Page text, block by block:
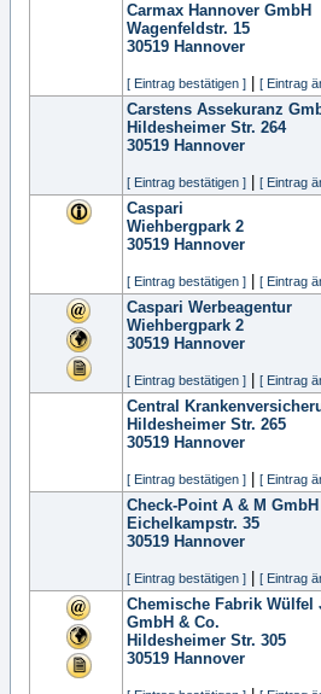
Carmax Hannover GmbH
Wagenfeldstr. 15
30519 Hannover
[ Eintrag bestätigen ] [ Eintrag
Carstens Assekuranz
Hildesheimer Str. 264
30519 Hannover
[ Eintrag bestätigen ] [ Eintrag
Caspari
Wiehbergpark 2
30519 Hannover
[ Eintrag bestätigen ] [ Eintrag
Caspari Werbeagentur
Wiehbergpark 2
30519 Hannover
[ Eintrag bestätigen ] [ Eintrag
Central
Hildesheimer Str. 265
30519 Hannover
[ Eintrag bestätigen ] [ Eintrag
Check-Point A & M
Eichelkampstr. 35
30519 Hannover
[ Eintrag bestätigen ] [ Eintrag
Chemische Fabrik Wülfel
GmbH & Co.
Hildesheimer Str. 305
30519 Hannover